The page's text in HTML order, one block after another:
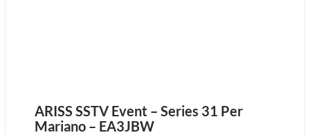
ARISS SSTV Event – Series 31 Per
Mariano – EA3JBW